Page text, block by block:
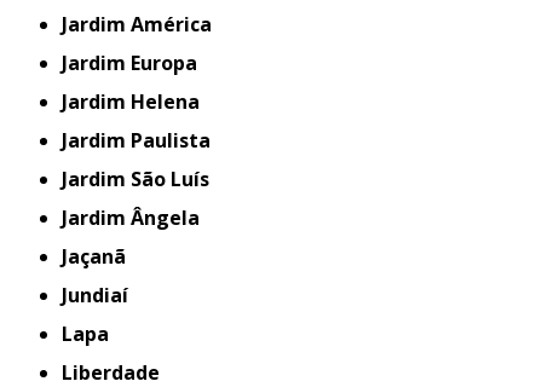
Jardim América
Jardim Europa
Jardim Helena
Jardim Paulista
Jardim São Luís
Jardim Ângela
Jaçanã
Jundiaí
Lapa
Liberdade